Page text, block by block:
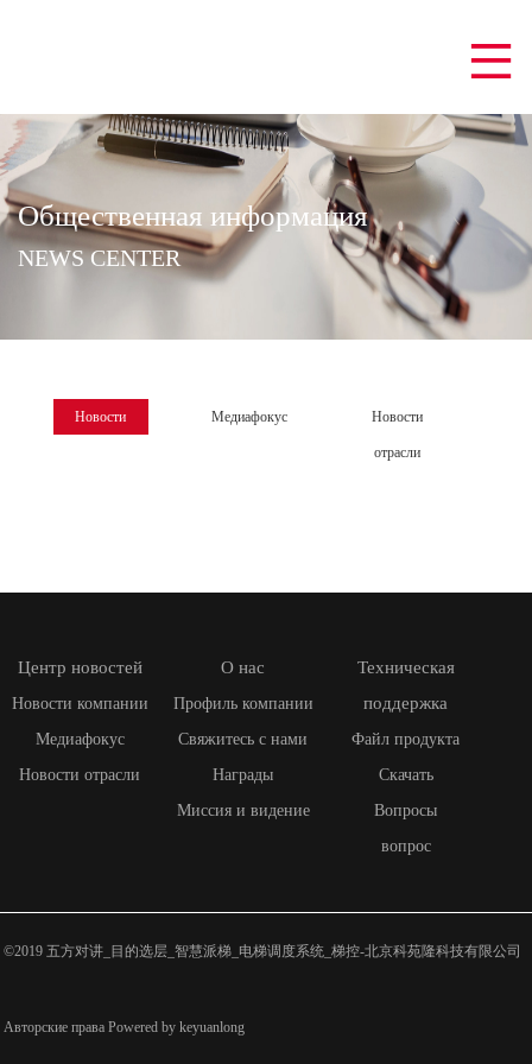
Общественная информация
NEWS CENTER
Новости Медиафокус Новости
отрасли
Центр новостей
Новости компании
Медиафокус
Новости отрасли
О нас
Профиль компании
Свяжитесь с нами
Награды
Миссия и видение
Техническая
поддержка
Файл продукта
Скачать
Вопросы
вопрос
©2019 五方对讲_目的选层_智慧派梯_电梯调度系统_梯控-北京科苑隆科技有限公司
Авторские права Powered by keyuanlong